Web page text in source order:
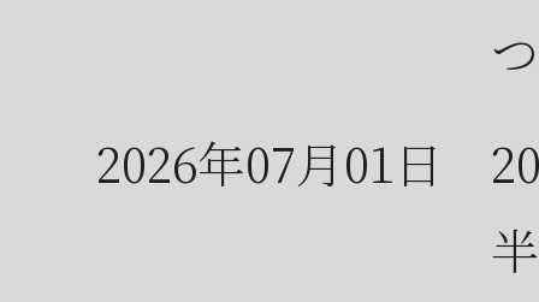
2026年07月01日